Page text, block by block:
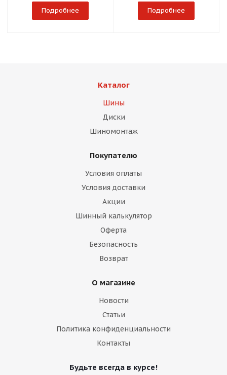
Подробнее Подробнее
Каталог
Шины
Диски
Шиномонтаж
Покупателю
Условия оплаты
Условия доставки
Акции
Шинный калькулятор
Оферта
Безопасность
Возврат
О магазине
Новости
Статьи
Политика конфиденциальности
Контакты
Будьте всегда в курсе!